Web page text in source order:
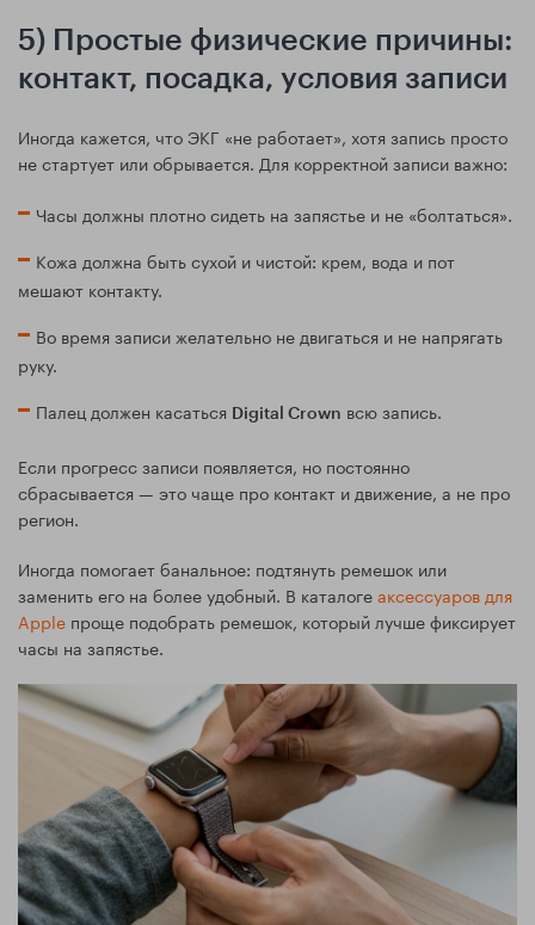
5) Простые физические причины:
контакт, посадка, условия записи
Иногда кажется, что ЭКГ «не работает», хотя запись просто
не стартует или обрывается. Для корректной записи важно:
Часы должны плотно сидеть на запястье и не «болтаться».
Кожа должна быть сухой и чистой: крем, вода и пот
мешают контакту.
Во время записи желательно не двигаться и не напрягать
руку.
Палец должен касаться Digital Crown всю запись.
Если прогресс записи появляется, но постоянно
сбрасывается — это чаще про контакт и движение, а не про
регион.
Иногда помогает банальное: подтянуть ремешок или
заменить его на более удобный. В каталогеаксессуаров для
Apple проще подобрать ремешок, который лучше фиксирует
часы на запястье.